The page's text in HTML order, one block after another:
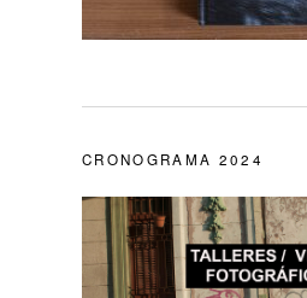
CRONOGRAMA 2024